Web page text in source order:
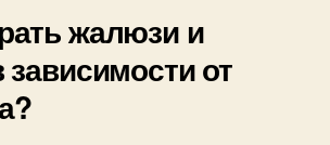
жалюзи и
от